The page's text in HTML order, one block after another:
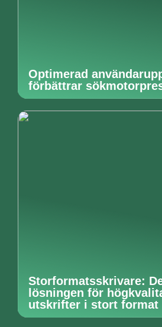
Optimerad
förbättrar
Storformatsskrivare:
lösningen för
utskrifter i stort format